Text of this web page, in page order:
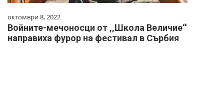
октомври 8, 2022
Войните-мечоносци от ,,Школа Величие‘‘
направиха фурор на фестивал в Сърбия